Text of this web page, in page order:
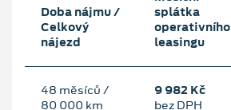
Doba nájmu /
Celkový
nájezd
splátka
operativního
leasingu
48 měsíců /
80 000 km
9 982 Kč
bez DPH